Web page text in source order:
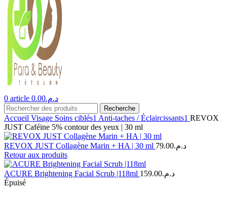
0 article د.م.0.00
Recherche
Accueil Visage Soins ciblés1 Anti-taches / Éclaircissants1 REVOX
JUST Caféine 5% contour des yeux | 30 ml
REVOX JUST Collagène Marin + HA | 30 ml د.م.79.00
Retour aux produits
ACURE Brightening Facial Scrub |118ml د.م.159.00
Épuisé